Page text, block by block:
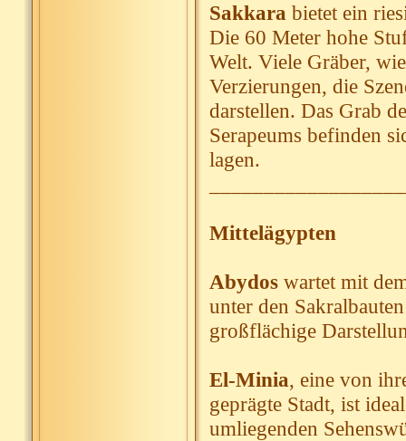
Sakkara bietet ein
Die 60 Meter hohe
Welt. Viele Gräber,
Verzierungen, die
darstellen. Das Grab
Serapeums befinden
lagen.
Mittelägypten
Abydoswartet mit
unter den
großflächige
El-Minia, eine von
geprägte Stadt, ist
umliegenden